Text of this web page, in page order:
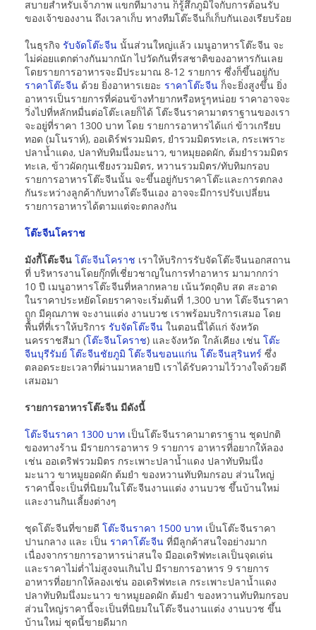
สบายสำหรับเจ้าภาพ แขกที่มางาน ก็รู้สึกภูมิใจกับการต้อนรับ
ของเจ้าของงาน ถึงเวลาเก็บ ทางทีมโต๊ะจีนก็เก็บกันเองเรียบร้อย
ในธุรกิจ รับจัดโต๊ะจีน นั้นส่วนใหญ่แล้ว เมนูอาหารโต๊ะจีน จะ
ไม่ค่อยแตกต่างกันมากนัก ไปวัดกันที่รสชาติของอาหารกันเลย
โดยรายการอาหารจะมีประมาณ 8-12 รายการ ซึ่งก็ขึ้นอยู่กับ
ราคาโต๊ะจีน ด้วย ยิ่งอาหารเยอะ ราคาโต๊ะจีน ก็จะยิ่งสูงขึ้น ยิ่ง
อาหารเป็นรายการที่ค่อนข้างทำยากหรือหรูๆหน่อย ราคาอาจจะ
วิ่งไปที่หลักหมื่นต่อโต๊ะเลยก็ได้ โต๊ะจีนราคามาตราฐานของเรา
จะอยู่ที่ราคา 1300 บาท โดย รายการอาหารได้แก่ ข้าวเกรียบ
ทอด (มโนราห์), ออเดิร์ฟรวมมิตร, ยำรวมมิตรทะเล, กระเพราะ
ปลาน้ำแดง, ปลาทับทิมนึ่งมะนาว, ขาหมุยอดผัก, ต้มยำรวมมิตร
ทะเล, ข้าวผัดกุนเชียงรวมมิตร, หวานรวมมิตร/ทับทิมกรอบ
รายการอาหารโต๊ะจีนนั้น จะขึ้นอยู่กับราคาโต๊ะและการตกลง
กันระหว่างลูกค้ากับทางโต๊ะจีนเอง อาจจะมีการปรับเปลี่ยน
รายการอาหารได้ตามแต่จะตกลงกัน
โต๊ะจีนโคราช
มังกี้โต๊ะจีน โต๊ะจีนโคราช เราให้บริการรับจัดโต๊ะจีนนอกสถาน
ที่ บริหารงานโดยกุ๊กที่เชี่ยวชาญในการทำอาหาร มามากกว่า
10 ปี เมนูอาหารโต๊ะจีนที่หลากหลาย เน้นวัตถุดิบ สด สะอาด
ในราคาประหยัดโดยราคาจะเริ่มต้นที่ 1,300 บาท โต๊ะจีนราคา
ถูก มีคุณภาพ จะงานแต่ง งานบวช เราพร้อมบริการเสมอ โดย
พื้นที่ที่เราให้บริการ รับจัดโต๊ะจีน ในตอนนี้ได้แก่ จังหวัด
นครราชสีมา (โต๊ะจีนโคราช) และจังหวัด ใกล้เคียง เช่น โต๊ะ
จีนบุรีรัมย์ โต๊ะจีนชัยภูมิ โต๊ะจีนขอนแก่น โต๊ะจีนสุรินทร์ ซึ่ง
ตลอดระยะเวลาที่ผ่านมาหลายปี เราได้รับความไว้วางใจด้วยดี
เสมอมา
รายการอาหารโต๊ะจีน มีดังนี้
โต๊ะจีนราคา 1300 บาท เป็นโต๊ะจีนราคามาตราฐาน ชุดปกติ
ของทางร้าน มีรายการอาหาร 9 รายการ อาหารที่อยากให้ลอง
เช่น ออเดริฟรวมมิตร กระเพาะปลาน้ำแดง ปลาทับทิมนึ่ง
มะนาว ขาหมูยอดผัก ต้มยำ ของหวานทับทิมกรอบ ส่วนใหญ่
ราคานี้จะเป็นที่นิยมในโต๊ะจีนงานแต่ง งานบวช ขึ้นบ้านใหม่
และงานกินเลี้ยงต่างๆ
ชุดโต๊ะจีนที่ขายดี โต๊ะจีนราคา 1500 บาท เป็นโต๊ะจีนราคา
ปานกลาง และ เป็น ราคาโต๊ะจีน ที่มีลูกค้าสนใจอย่างมาก
เนื่องจากรายการอาหารน่าสนใจ มีออเดริฟทะเลเป็นจุดเด่น
และราคาไม่ต่ำไม่สูงจนเกินไป มีรายการอาหาร 9 รายการ
อาหารที่อยากให้ลองเช่น ออเดริฟทะเล กระเพาะปลาน้ำแดง
ปลาทับทิมนึ่งมะนาว ขาหมูยอดผัก ต้มยำ ของหวานทับทิมกรอบ
ส่วนใหญ่ราคานี้จะเป็นที่นิยมในโต๊ะจีนงานแต่ง งานบวช ขึ้น
บ้านใหม่ ชุดนี้ขายดีมาก